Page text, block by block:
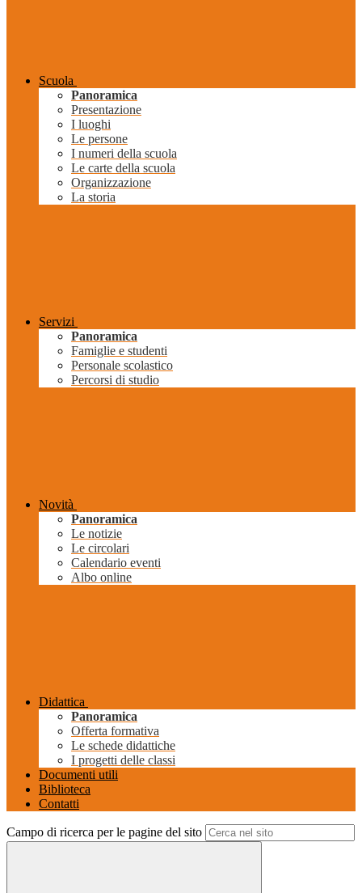
Scuola
Panoramica
Presentazione
I luoghi
Le persone
I numeri della scuola
Le carte della scuola
Organizzazione
La storia
Servizi
Panoramica
Famiglie e studenti
Personale scolastico
Percorsi di studio
Novità
Panoramica
Le notizie
Le circolari
Calendario eventi
Albo online
Didattica
Panoramica
Offerta formativa
Le schede didattiche
I progetti delle classi
Documenti utili
Biblioteca
Contatti
Campo di ricerca per le pagine del sito